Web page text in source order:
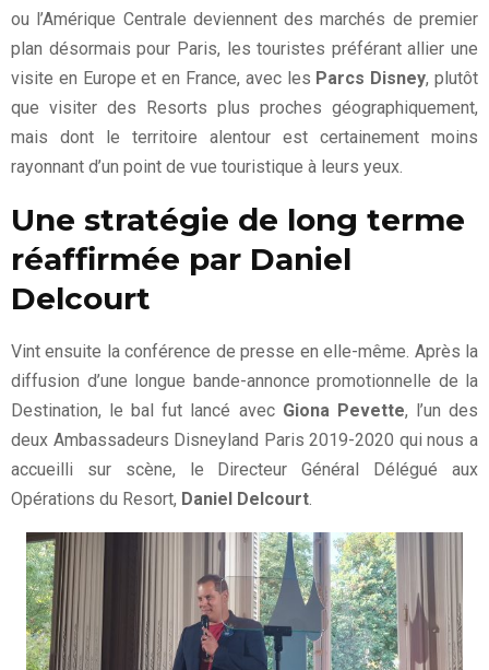
ou l’Amérique Centrale deviennent des marchés de premier
plan désormais pour Paris, les touristes préférant allier une
visite en Europe et en France, avec les Parcs Disney, plutôt
que visiter des Resorts plus proches géographiquement,
mais dont le territoire alentour est certainement moins
rayonnant d’un point de vue touristique à leurs yeux.
Une stratégie de long terme
réaffirmée par Daniel
Delcourt
Vint ensuite la conférence de presse en elle-même. Après la
diffusion d’une longue bande-annonce promotionnelle de la
Destination, le bal fut lancé avec Giona Pevette, l’un des
deux Ambassadeurs Disneyland Paris 2019-2020 qui nous a
accueilli sur scène, le Directeur Général Délégué aux
Opérations du Resort, Daniel Delcourt.